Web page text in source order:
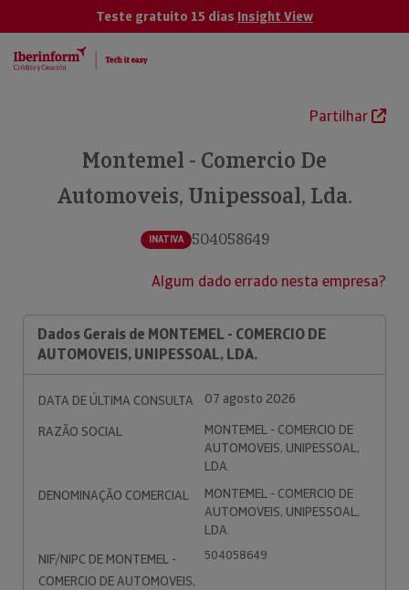
Teste gratuito 15 dias Insight View
Partilhar
Montemel - Comercio De
Automoveis, Unipessoal, Lda.
INATIVA 504058649
Algum dado errado nesta empresa?
Dados Gerais de MONTEMEL - COMERCIO DE
AUTOMOVEIS, UNIPESSOAL, LDA.
DATA DE ÚLTIMA CONSULTA
07 agosto 2026
RAZÃO SOCIAL
MONTEMEL - COMERCIO DE
AUTOMOVEIS, UNIPESSOAL,
LDA.
DENOMINAÇÃO COMERCIAL
MONTEMEL - COMERCIO DE
AUTOMOVEIS, UNIPESSOAL,
LDA.
NIF/NIPC DE MONTEMEL -
COMERCIO DE AUTOMOVEIS,
504058649